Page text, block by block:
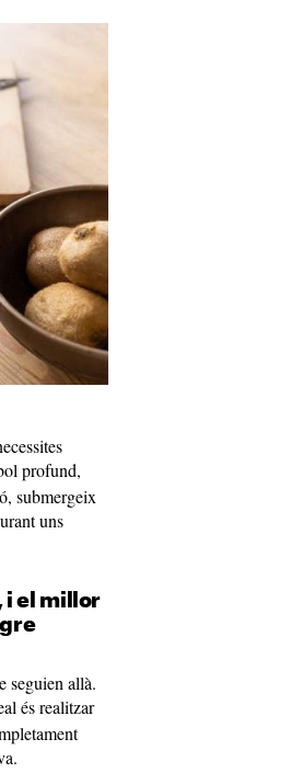
profund,
submergeix
uns
i el millor
seguien allà.
és realitzar